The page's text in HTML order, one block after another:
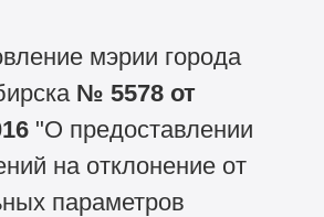
мэрии города
№ 5578 от
"О предоставлении
на отклонение от
параметров